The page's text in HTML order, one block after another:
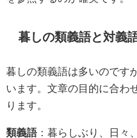
暮しの類義語と対義
暮しの類義語は多いのです
います。文章の目的に合わ
ります。
類義語：暮らしぶり、日々